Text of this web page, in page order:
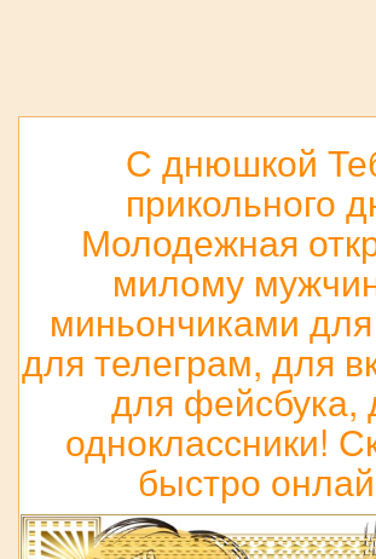
С днюшкой
прикольного
Молодежная
милому
миньончиками
для телеграм, для
для фейсбука,
одноклассники!
быстро